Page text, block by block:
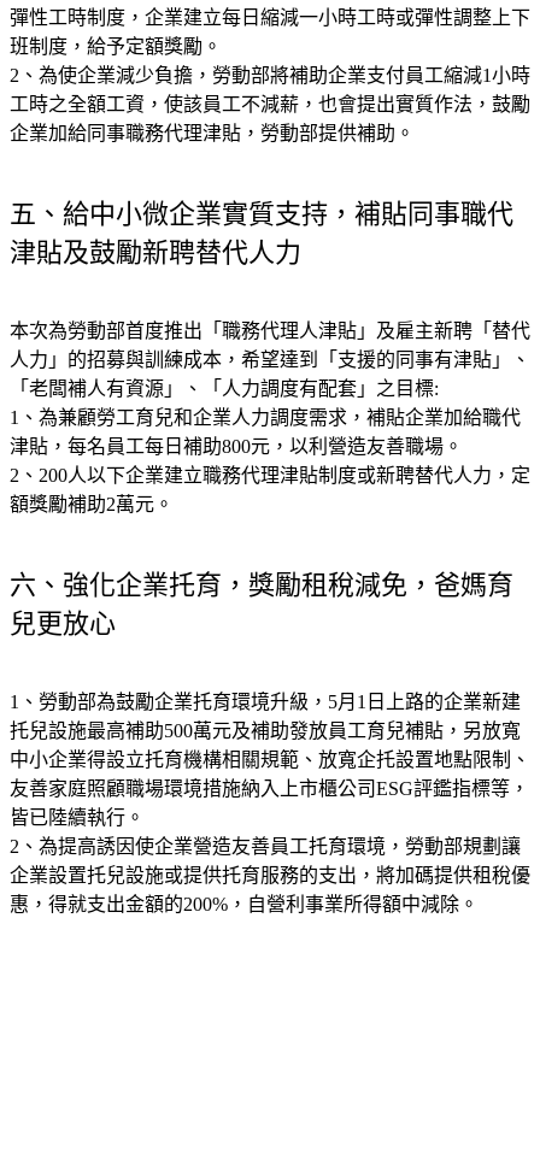
彈性工時制度，企業建立每日縮減一小時工時或彈性調整上下
班制度，給予定額獎勵。
2、為使企業減少負擔，勞動部將補助企業支付員工縮減1小時
工時之全額工資，使該員工不減薪，也會提出實質作法，鼓勵
企業加給同事職務代理津貼，勞動部提供補助。
五、給中小微企業實質支持，補貼同事職代
津貼及鼓勵新聘替代人力
本次為勞動部首度推出「職務代理人津貼」及雇主新聘「替代
人力」的招募與訓練成本，希望達到「支援的同事有津貼」、
「老闆補人有資源」、「人力調度有配套」之目標:
1、為兼顧勞工育兒和企業人力調度需求，補貼企業加給職代
津貼，每名員工每日補助800元，以利營造友善職場。
2、200人以下企業建立職務代理津貼制度或新聘替代人力，定
額獎勵補助2萬元。
六、強化企業托育，獎勵租稅減免，爸媽育
兒更放心
1、勞動部為鼓勵企業托育環境升級，5月1日上路的企業新建
托兒設施最高補助500萬元及補助發放員工育兒補貼，另放寬
中小企業得設立托育機構相關規範、放寬企托設置地點限制、
友善家庭照顧職場環境措施納入上市櫃公司ESG評鑑指標等，
皆已陸續執行。
2、為提高誘因使企業營造友善員工托育環境，勞動部規劃讓
企業設置托兒設施或提供托育服務的支出，將加碼提供租稅優
惠，得就支出金額的200%，自營利事業所得額中減除。